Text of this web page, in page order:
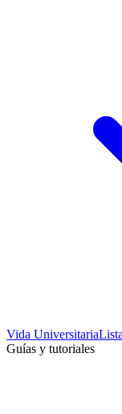
Vida Universitaria
Guías y tutoriales